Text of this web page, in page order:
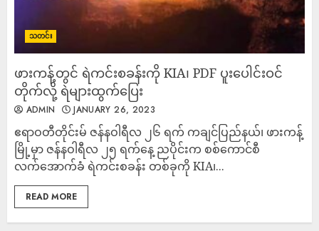
သတင်း
ဖားကန့်တွင် ရဲကင်းစခန်းကို KIA၊ PDF ပူးပေါင်းဝင်
တိုက်လို့ ရဲများထွက်ပြေး
ADMIN JANUARY 26, 2023
ဧရာဝတီတိုင်းမ် ဇန်နဝါရီလ ၂၆ ရက် ကချင်ပြည်နယ်၊ ဖားကန့်
မြို့မှာ ဇန်နဝါရီလ ၂၅ ရက်နေ့ ညပိုင်းက စစ်ကောင်စီ
လက်အောက်ခံ ရဲကင်းစခန်း တစ်ခုကို KIA၊...
READ MORE